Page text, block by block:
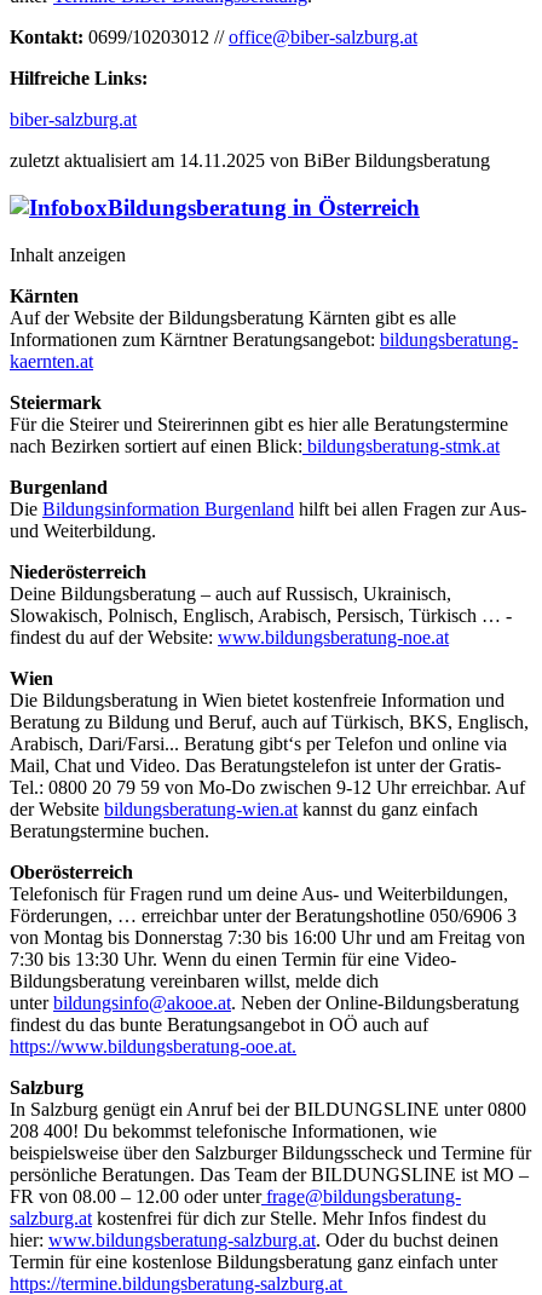
Kontakt: 0699/10203012 //office@biber-salzburg.at
Hilfreiche Links:
biber-salzburg.at
zuletzt aktualisiert am 14.11.2025 von BiBer Bildungsberatung
Bildungsberatung in Österreich
Inhalt anzeigen
Kärnten
Auf der Website der Bildungsberatung Kärnten gibt es alle
Informationen zum Kärntner Beratungsangebot: bildungsberatung-
kaernten.at
Steiermark
Für die Steirer und Steirerinnen gibt es hier alle Beratungstermine
nach Bezirken sortiert auf einen Blick: bildungsberatung-stmk.at
Burgenland
Die Bildungsinformation Burgenland hilft bei allen Fragen zur Aus-
und Weiterbildung.
Niederösterreich
Deine Bildungsberatung – auch auf Russisch, Ukrainisch,
Slowakisch, Polnisch, Englisch, Arabisch, Persisch, Türkisch … -
findest du auf der Website: www.bildungsberatung-noe.at
Wien
Die Bildungsberatung in Wien bietet kostenfreie Information und
Beratung zu Bildung und Beruf, auch auf Türkisch, BKS, Englisch,
Arabisch, Dari/Farsi... Beratung gibt‘s per Telefon und online via
Mail, Chat und Video. Das Beratungstelefon ist unter der Gratis-
Tel.: 0800 20 79 59 von Mo-Do zwischen 9-12 Uhr erreichbar. Auf
der Website bildungsberatung-wien.at kannst du ganz einfach
Beratungstermine buchen.
Oberösterreich
Telefonisch für Fragen rund um deine Aus- und Weiterbildungen,
Förderungen, … erreichbar unter der Beratungshotline 050/6906 3
von Montag bis Donnerstag 7:30 bis 16:00 Uhr und am Freitag von
7:30 bis 13:30 Uhr. Wenn du einen Termin für eine Video-
Bildungsberatung vereinbaren willst, melde dich
unterbildungsinfo@akooe.at. Neben der Online-Bildungsberatung
findest du das bunte Beratungsangebot in OÖ auch auf
https://www.bildungsberatung-ooe.at.
Salzburg
In Salzburg genügt ein Anruf bei der BILDUNGSLINE unter 0800
208 400! Du bekommst telefonische Informationen, wie
beispielsweise über den Salzburger Bildungsscheck und Termine für
persönliche Beratungen. Das Team der BILDUNGSLINE ist MO –
FR von 08.00 – 12.00 oder unterfrage@bildungsberatung-
salzburg.at kostenfrei für dich zur Stelle. Mehr Infos findest du
hier: www.bildungsberatung-salzburg.at. Oder du buchst deinen
Termin für eine kostenlose Bildungsberatung ganz einfach unter
https://termine.bildungsberatung-salzburg.at